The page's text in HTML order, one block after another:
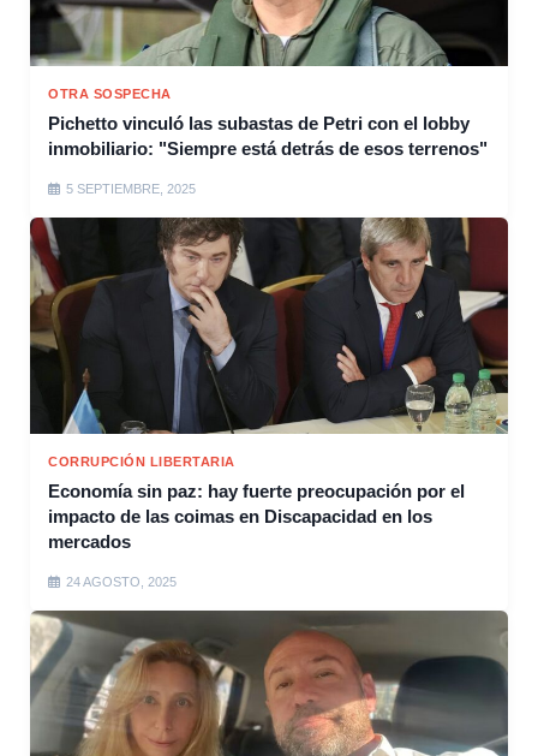
OTRA SOSPECHA
Pichetto vinculó las subastas de Petri con el lobby
inmobiliario: "Siempre está detrás de esos terrenos"
5 SEPTIEMBRE, 2025
CORRUPCIÓN LIBERTARIA
Economía sin paz: hay fuerte preocupación por el
impacto de las coimas en Discapacidad en los
mercados
24 AGOSTO, 2025